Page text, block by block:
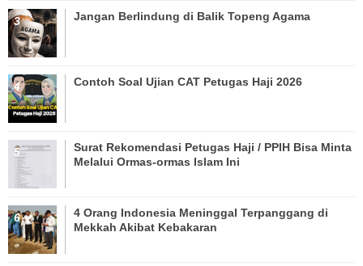
Jangan Berlindung di Balik Topeng Agama
Contoh Soal Ujian CAT Petugas Haji 2026
Surat Rekomendasi Petugas Haji / PPIH Bisa Minta
Melalui Ormas-ormas Islam Ini
4 Orang Indonesia Meninggal Terpanggang di
Mekkah Akibat Kebakaran